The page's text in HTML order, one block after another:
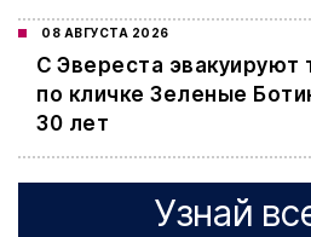
08 АВГУСТА 2026
С Эвереста эвакуируют
по кличке Зеленые
30 лет
Узнай